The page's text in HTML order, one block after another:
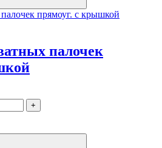
палочек
+